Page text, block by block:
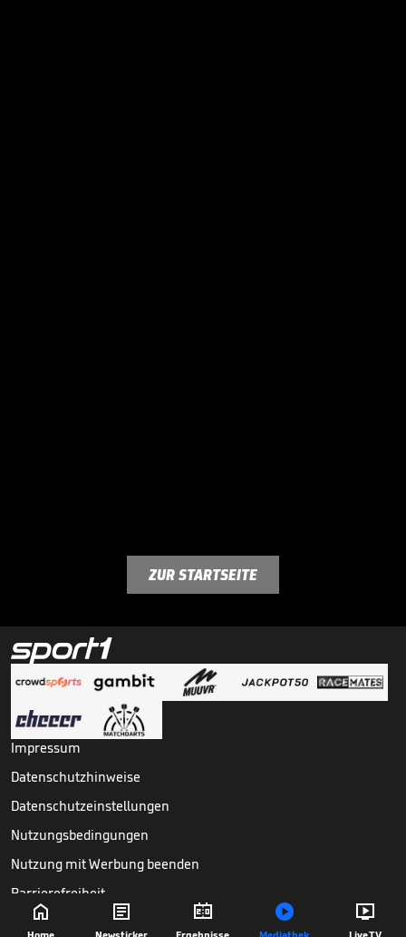
    
ZUR STARTSEITE
Impressum
Datenschutzhinweise
Datenschutzeinstellungen
Nutzungsbedingungen
Nutzung mit Werbung beenden
Barrierefreiheit
Copyright © Sport1 GmbH. Alle Rechte vorbehalten.